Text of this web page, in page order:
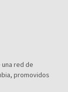
red de
promovidos